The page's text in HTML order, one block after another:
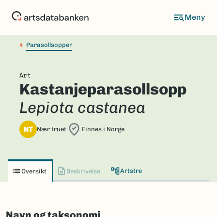
Parasollsopper
Art
Kastanjeparasollsopp
Lepiota castanea
NT Nær truet Finnes i Norge
Oversikt Beskrivelse Artstre